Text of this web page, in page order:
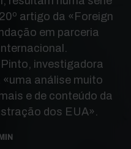
artigo da «Foreign
em parceria
investigadora
análise muito
e de conteúdo da
dos EUA».